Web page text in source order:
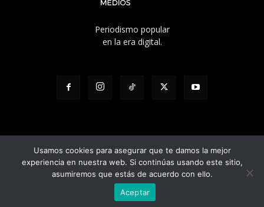
Periodismo popular
en la era digital.
© Edicíón N° 1136 - Propietario: Cooperativa de trabajo Pacha Ltda. -
Director responsable: Julian Pilatti - Calle 5 1528, La Plata, Buenos Aires
- Registro D.N.D.A Nº RL-2023-95604808-APN-DNDA#MJ
Usamos cookies para asegurar que te damos la mejor
experiencia en nuestra web. Si continúas usando este sitio,
asumiremos que estás de acuerdo con ello.
Aceptar